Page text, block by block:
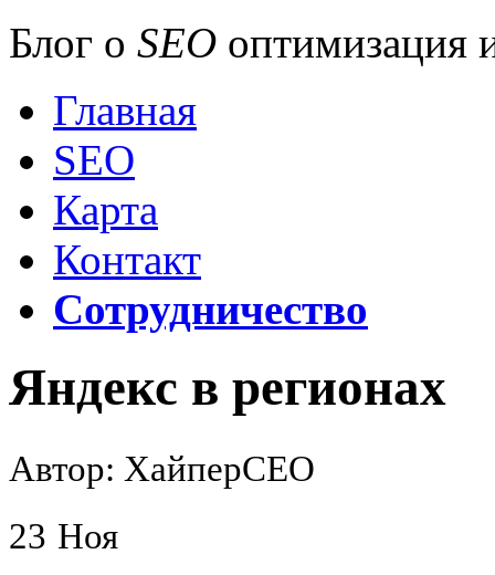
Блог о SEO оптимизация
Главная
SEO
Карта
Контакт
Сотрудничество
Яндекс в регионах
Автор: ХайперСЕО
23 Ноя